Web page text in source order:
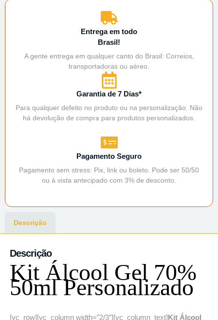
Entrega em todo
Brasil!
A gente entrega em qualquer canto do Brasil: Correios,
transportadoras ou aéreo.
Garantia de 7 Dias*
Para qualquer defeito no produto ou na personalização. Não
há devolução de compra para produtos personalizados.
Pagamento Seguro
Pagamento sem stress: Pix, link ou boleto. Pode ser 50/50
ou à vista antecipado com 3% de desconto.
Descrição
Descrição
Kit Álcool Gel 70%
50ml Personalizado
[vc_row][vc_column width=”2/3″][vc_column_text]Kit Álcool